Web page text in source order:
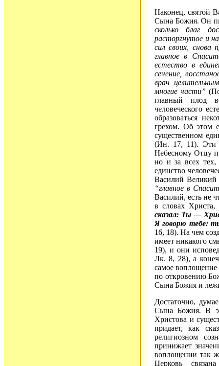
Наконец, святой
Сына Божия. Он
сколько благ
расторгнутое и
сил своих,
главное в
естество в
сечение,
врач
многие части”
главный плод
человеческого
образоваться
грехом. Об этом
существенном
(Ин. 17, 11). Эти
Небесному Отцу
но и за всех
единство
Василий Великий
“главное в
Василий, есть не
в словах Христа,
сказал: Ты —
Я говорю тебе:
16, 18). На чем
имеет никакого
19), и они
Лк. 8, 28), а
самое
по откровению
Сына Божия и
Достаточно,
Сына Божия. В
Христова и
придает, как
религиозном
принижает
воплощении так
Церковь